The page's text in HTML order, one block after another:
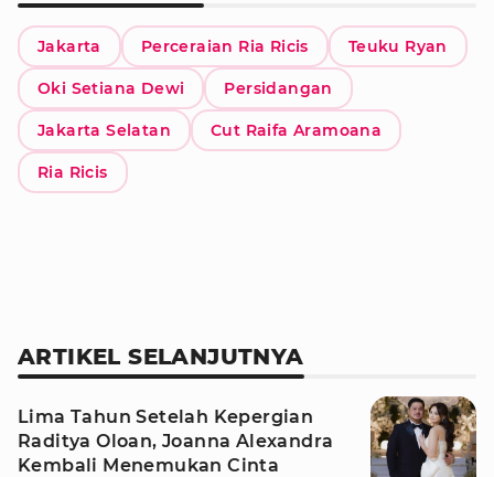
Jakarta Perceraian Ria Ricis Teuku Ryan
Oki Setiana Dewi Persidangan
Jakarta Selatan Cut Raifa Aramoana
Ria Ricis
ARTIKEL SELANJUTNYA
Lima Tahun Setelah Kepergian
Raditya Oloan, Joanna Alexandra
Kembali Menemukan Cinta